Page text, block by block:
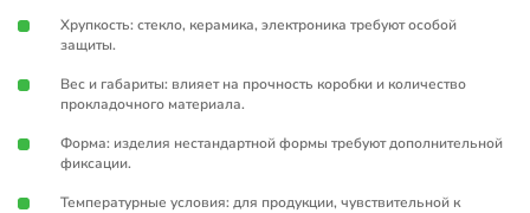
Хрупкость: стекло, керамика, электроника требуют особой
защиты.
Вес и габариты: влияет на прочность коробки и количество
прокладочного материала.
Форма: изделия нестандартной формы требуют дополнительной
фиксации.
Температурные условия: для продукции, чувствительной к